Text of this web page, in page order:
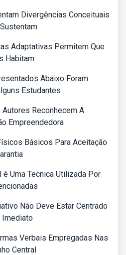
Divergências Conceituais
Adaptativas Permitem Que
Habitam
Abaixo Foram
Estudantes
Reconhecem A
Empreendedora
Básicos Para Aceitação
é Uma Tecnica Utilizada Por
Não Deve Estar Centrado
Imediato
Verbais Empregadas Nas
Central